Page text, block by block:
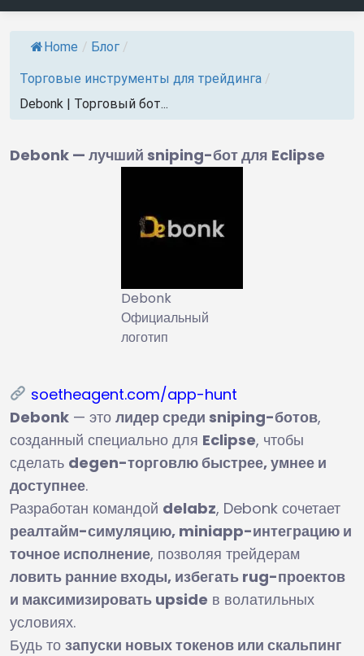
Home / Блог /
Торговые инструменты для трейдинга /
Debonk | Торговый бот...
Debonk — лучший sniping-бот для Eclipse
Debonk
Официальный
логотип
soetheagent.com/app-hunt
Debonk — это лидер среди sniping-ботов,
созданный специально для Eclipse, чтобы
сделать degen-торговлю быстрее, умнее и
доступнее.
Разработан командой delabz, Debonk сочетает
реалтайм-симуляцию, miniapp-интеграцию и
точное исполнение, позволяя трейдерам
ловить ранние входы, избегать rug-проектов
и максимизировать upside в волатильных
условиях.
Будь то запуски новых токенов или скальпинг